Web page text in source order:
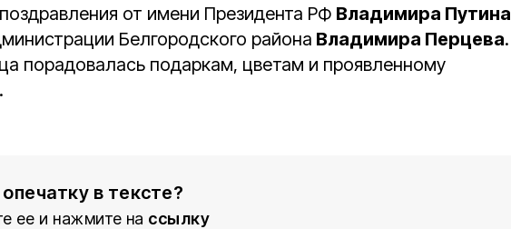
от имени Президента РФ Владимира Путина
Белгородского района Владимира Перцева.
порадовалась подаркам, цветам и проявленному
в тексте?
ее и нажмите на ссылку